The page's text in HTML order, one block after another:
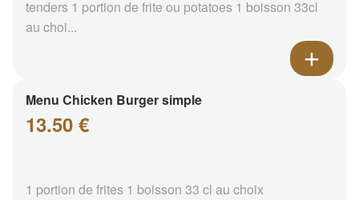
tenders 1 portion de frite ou potatoes 1 boisson 33cl
au choi...
Menu Chicken Burger simple
13.50 €
1 portion de frites 1 boisson 33 cl au choix